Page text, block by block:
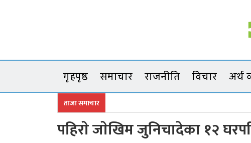
गृहपृष्ठ समाचार राजनीति विचार अर्थ
ताजा समाचार
पहिराे जाेखिम जुनिचादेका १२